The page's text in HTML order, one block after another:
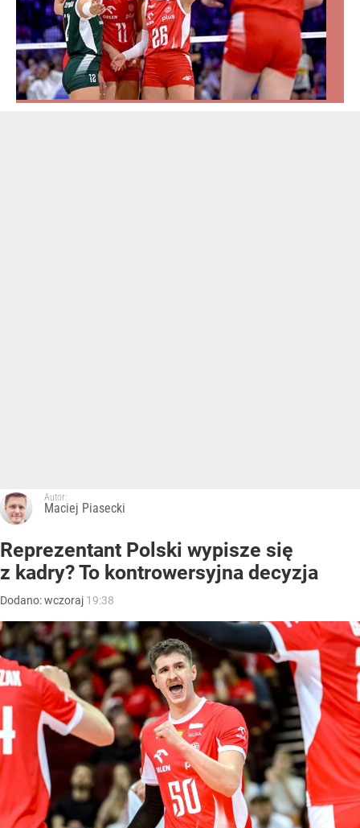
Autor:
Maciej Piasecki
Reprezentant Polski wypisze się
z kadry? To kontrowersyjna decyzja
Dodano:wczoraj 19:38